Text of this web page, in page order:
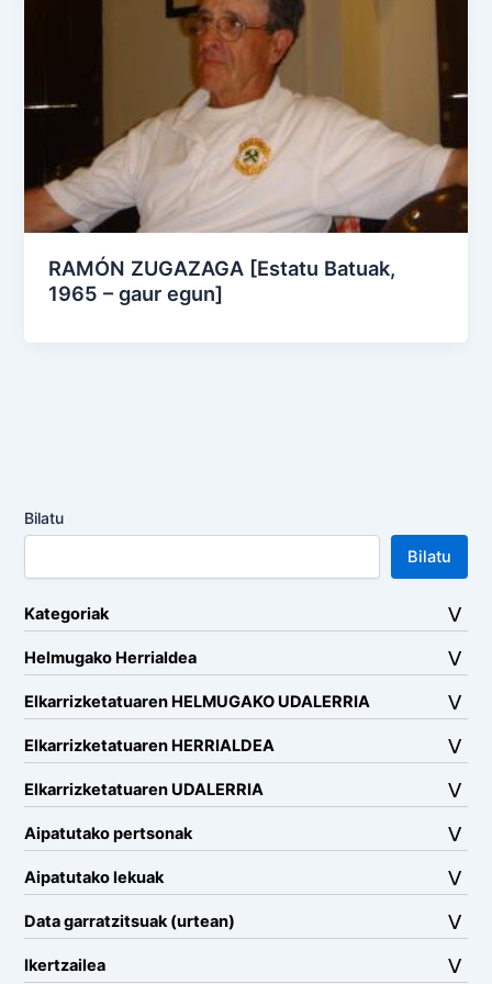
RAMÓN ZUGAZAGA [Estatu Batuak,
1965 – gaur egun]
Bilatu
Bilatu
Kategoriak
Helmugako Herrialdea
Elkarrizketatuaren HELMUGAKO UDALERRIA
Elkarrizketatuaren HERRIALDEA
Elkarrizketatuaren UDALERRIA
Aipatutako pertsonak
Aipatutako lekuak
Data garratzitsuak (urtean)
Ikertzailea